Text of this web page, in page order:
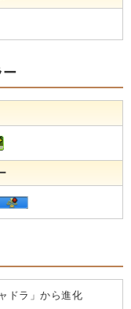
ー
ドラ」から進化